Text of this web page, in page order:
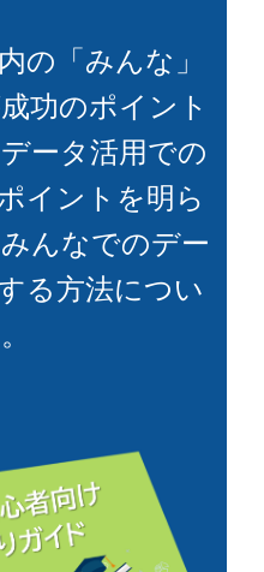
の「みんな」
功のポイント
ータ活用での
イントを明ら
んなでのデー
る方法につい